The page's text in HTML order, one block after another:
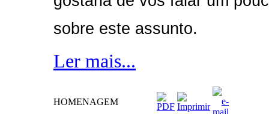
sobre este assunto.
Ler mais...
HOMENAGEM